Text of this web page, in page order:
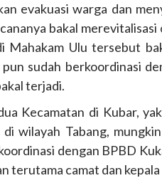
evakuasi warga dan
bakal
Mahakam Ulu tersebut
sudah berkoordinasi
terjadi.
Kecamatan di Kubar,
wilayah Tabang,
dengan BPBD
terutama camat dan